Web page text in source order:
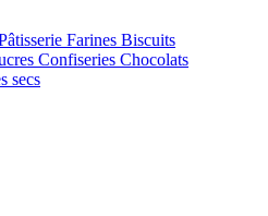
Farines Biscuits
Confiseries Chocolats
secs